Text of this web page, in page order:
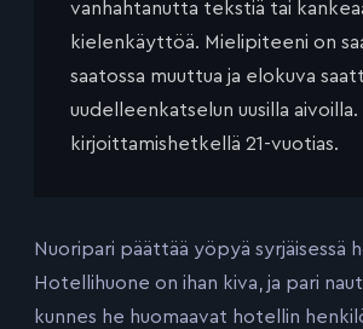
vanhahtanutta tekstiä tai
kielenkäyttöä. Mielipiteeni on
saatossa muuttua ja elokuva
uudelleenkatselun uusilla aivoilla.
kirjoittamishetkellä 21-vuotias.
Nuoripari päättää yöpyä syrjäisessä
Hotellihuone on ihan kiva, ja pari
kunnes he huomaavat hotellin